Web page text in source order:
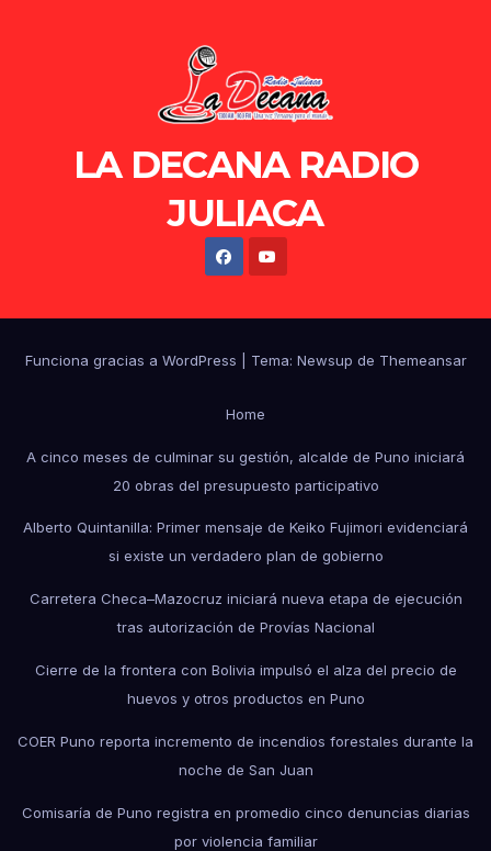
LA DECANA RADIO
JULIACA
Funciona gracias a WordPress Tema: Newsup de Themeansar
Home
A cinco meses de culminar su gestión, alcalde de Puno iniciará
20 obras del presupuesto participativo
Alberto Quintanilla: Primer mensaje de Keiko Fujimori evidenciará
si existe un verdadero plan de gobierno
Carretera Checa–Mazocruz iniciará nueva etapa de ejecución
tras autorización de Provías Nacional
Cierre de la frontera con Bolivia impulsó el alza del precio de
huevos y otros productos en Puno
COER Puno reporta incremento de incendios forestales durante la
noche de San Juan
Comisaría de Puno registra en promedio cinco denuncias diarias
por violencia familiar